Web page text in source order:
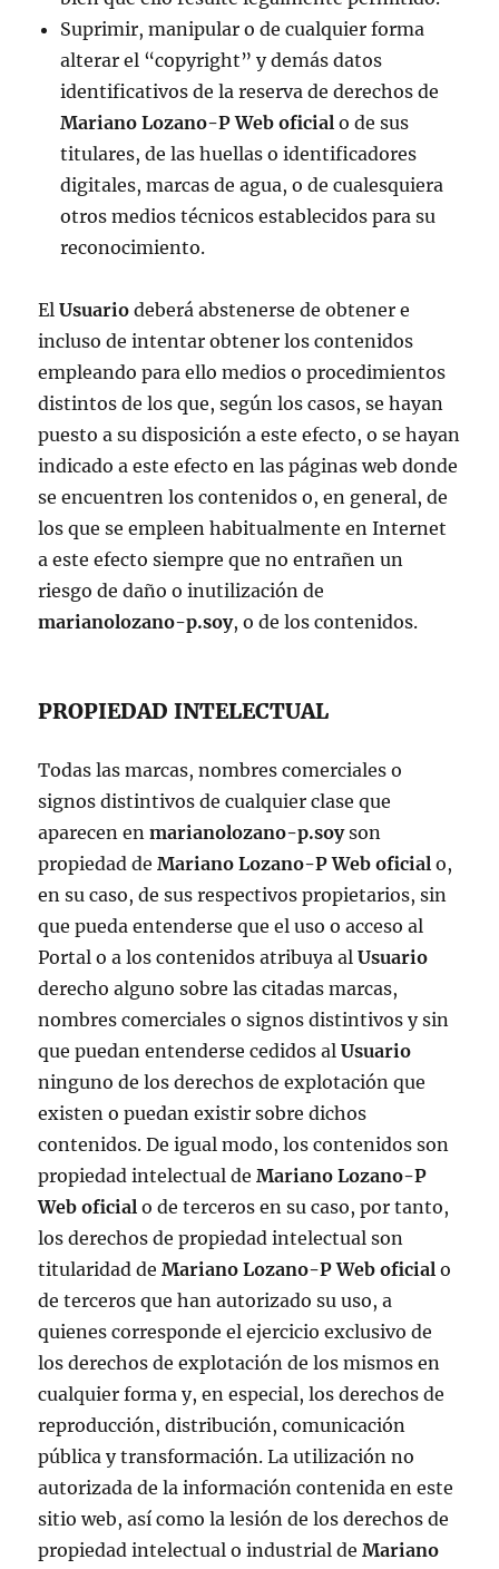
Suprimir, manipular o de cualquier forma
alterar el “copyright” y demás datos
identificativos de la reserva de derechos de
Mariano Lozano-P Web oficial o de sus
titulares, de las huellas o identificadores
digitales, marcas de agua, o de cualesquiera
otros medios técnicos establecidos para su
reconocimiento.
ElUsuario deberá abstenerse de obtener e
incluso de intentar obtener los contenidos
empleando para ello medios o procedimientos
distintos de los que, según los casos, se hayan
puesto a su disposición a este efecto, o se hayan
indicado a este efecto en las páginas web donde
se encuentren los contenidos o, en general, de
los que se empleen habitualmente en Internet
a este efecto siempre que no entrañen un
riesgo de daño o inutilización de
marianolozano-p.soy, o de los contenidos.
PROPIEDAD INTELECTUAL
Todas las marcas, nombres comerciales o
signos distintivos de cualquier clase que
aparecen enmarianolozano-p.soyson
propiedad deMariano Lozano-P Web oficial o,
en su caso, de sus respectivos propietarios, sin
que pueda entenderse que el uso o acceso al
Portal o a los contenidos atribuya alUsuario
derecho alguno sobre las citadas marcas,
nombres comerciales o signos distintivos y sin
que puedan entenderse cedidos alUsuario
ninguno de los derechos de explotación que
existen o puedan existir sobre dichos
contenidos. De igual modo, los contenidos son
propiedad intelectual deMariano Lozano-P
Web oficial o de terceros en su caso, por tanto,
los derechos de propiedad intelectual son
titularidad deMariano Lozano-P Web oficial o
de terceros que han autorizado su uso, a
quienes corresponde el ejercicio exclusivo de
los derechos de explotación de los mismos en
cualquier forma y, en especial, los derechos de
reproducción, distribución, comunicación
pública y transformación. La utilización no
autorizada de la información contenida en este
sitio web, así como la lesión de los derechos de
propiedad intelectual o industrial deMariano